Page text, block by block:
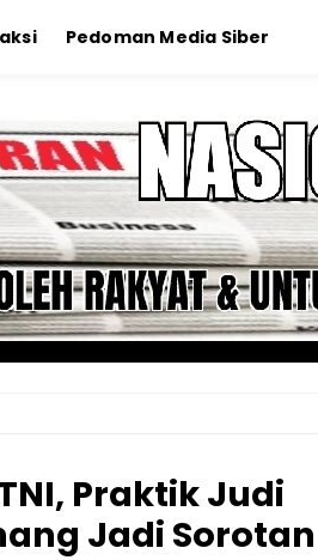
Pedoman Media Siber
Praktik Judi
Jadi Sorotan